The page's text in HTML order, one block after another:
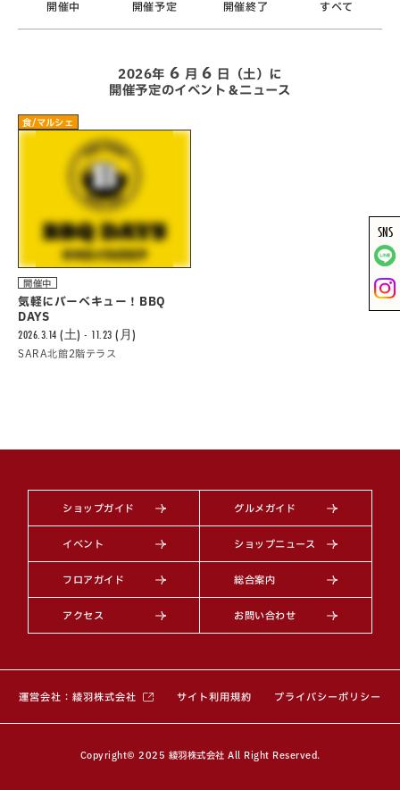
開催中 開催予定 開催終了 すべて
2026年 6 月 6 日（土）に
開催予定のイベント＆ニュース
食/マルシェ
開催中
気軽にバーべキュー！BBQ
DAYS
2026.3.14 (土) - 11.23 (月)
SARA北館2階テラス
SNS
ショップガイド グルメガイド
イベント ショップニュース
フロアガイド 総合案内
アクセス お問い合わせ
運営会社：綾羽株式会社 （別ウィンドウで開きます）
サイト利用規約 プライバシーポリシー
Copyright© 2025 綾羽株式会社 All Right Reserved.